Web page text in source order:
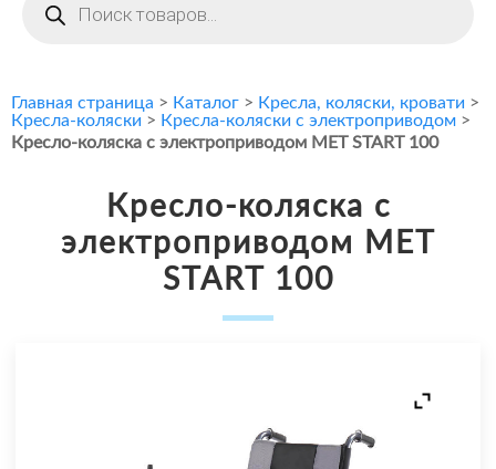
товаров
Главная страница > Каталог > Кресла, коляски, кровати >
Кресла-коляски > Кресла-коляски с электроприводом >
Кресло-коляска с электроприводом MET START 100
Кресло-коляска с
электроприводом MET
START 100